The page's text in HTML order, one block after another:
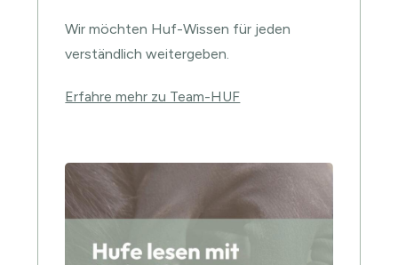
Wir möchten Huf-Wissen für jeden
verständlich weitergeben.
Erfahre mehr zu Team-HUF